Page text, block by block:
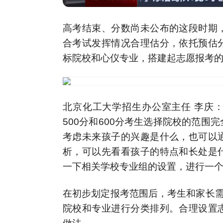
高考结束、分数尚未公布的这段时
合考试发挥情况合理估分，依托预
标院校和心仪专业，搭建起志愿报考
北京化工大学招生办公室主任 李庆
500分和600分考生选择院校的范围
考虑未来孩子的兴趣是什么，也可
析，可以先看看孩子的特点和长处
一下相关学校专业组的设置，进行一
在初步划定报考范围后，考生和家长
院校和专业进行分类排列。合理设